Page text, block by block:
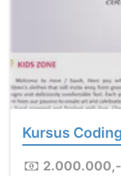
Kursus
2.000.000,-